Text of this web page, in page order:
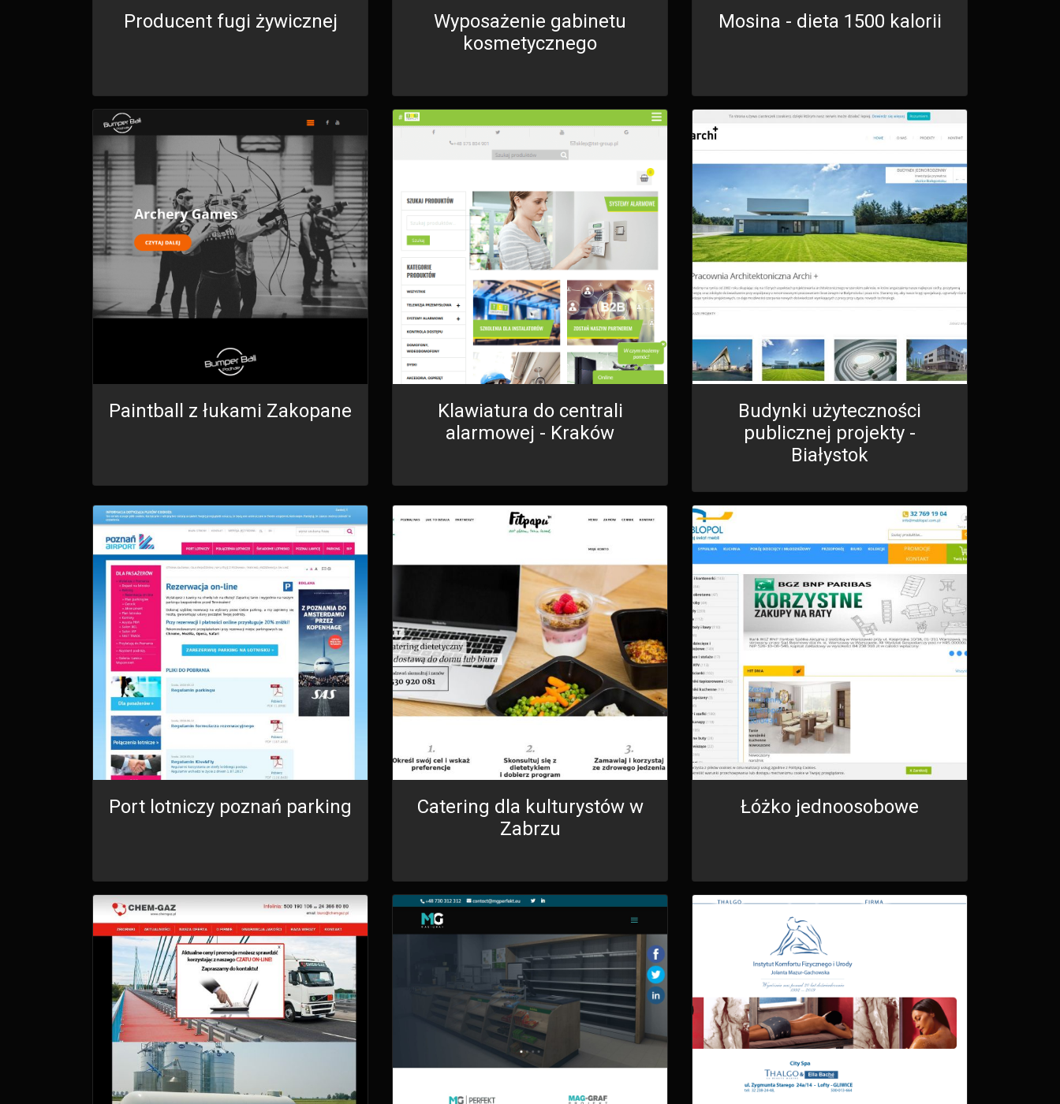
Producent fugi żywicznej
Wyposażenie gabinetu
kosmetycznego
Mosina - dieta 1500 kalorii
Paintball z łukami Zakopane
Klawiatura do centrali
alarmowej - Kraków
Budynki użyteczności
publicznej projekty -
Białystok
Port lotniczy poznań parking
Catering dla kulturystów w
Zabrzu
Łóżko jednoosobowe